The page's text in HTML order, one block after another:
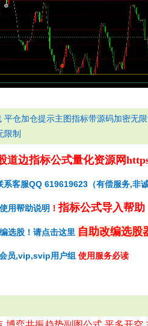
仓加仓提示主图指标带源码加密无限
限制
道边指标公式量化资源网
客服QQ 619619623（有偿服务,非诚
用帮助说明 ！指标公式导入帮助
选股！请点击这里 自助改编选股
员,vip,svip用户组 使用服务必读